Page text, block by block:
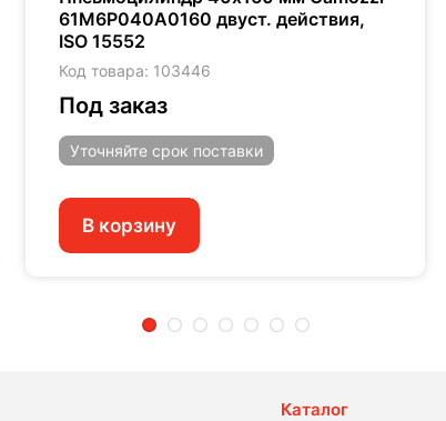
61M6P040A0160 двуст. действия,
ISO 15552
Код товара: 103446
Под заказ
Уточняйте срок поставки
В корзину
Каталог